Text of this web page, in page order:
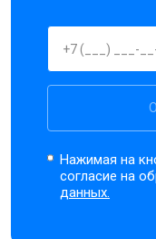
Нажимая на
согласие на
данных.